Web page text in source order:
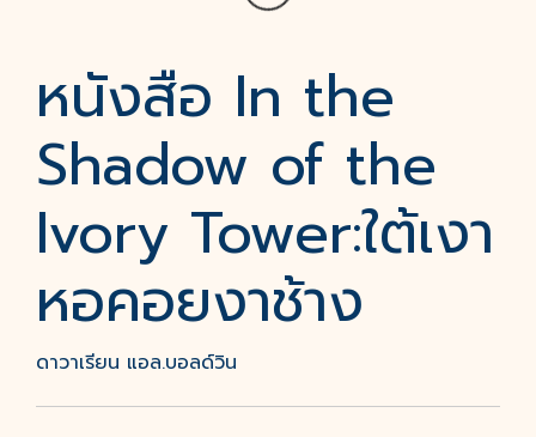
หนังสือ In the
Shadow of the
Ivory Tower:ใต้เงา
หอคอยงาช้าง
ดาวาเรียน แอล.บอลด์วิน